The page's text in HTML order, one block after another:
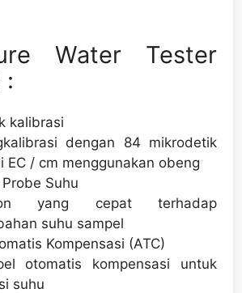
Water Tester
:
kalibrasi
dengan 84 mikrodetik
EC / cm menggunakan obeng
Suhu
yang cepat terhadap
suhu sampel
Kompensasi (ATC)
otomatis kompensasi untuk
suhu